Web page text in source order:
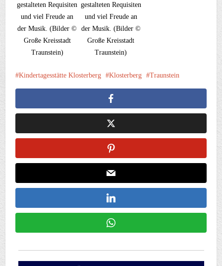
gestalteten Requisiten
und viel Freude an
der Musik. (Bilder ©
Große Kreisstadt
Traunstein)
gestalteten Requisiten
und viel Freude an
der Musik. (Bilder ©
Große Kreisstadt
Traunstein)
Kindertagesstätte Klosterberg Klosterberg Traunstein